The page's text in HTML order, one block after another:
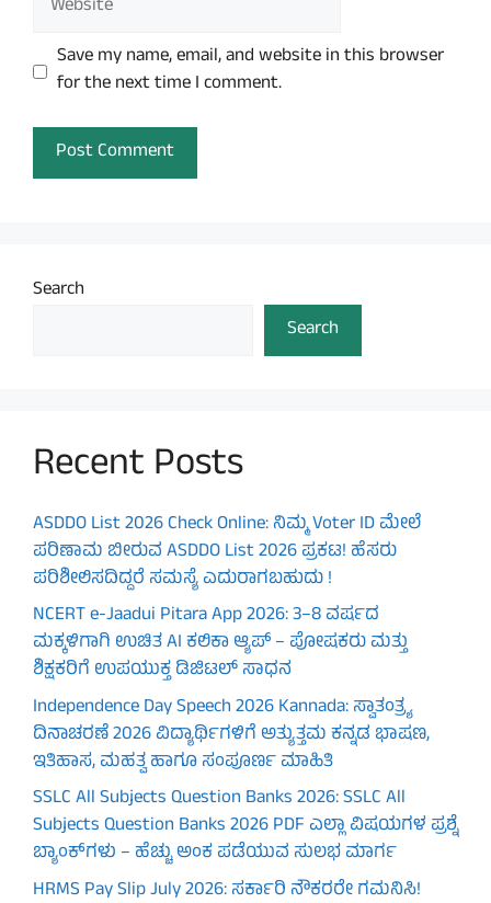
Save my name, email, and website in this browser
for the next time I comment.
Search
Search
Recent Posts
ASDDO List 2026 Check Online: ನಿಮ್ಮ Voter ID ಮೇಲೆ
ಪರಿಣಾಮ ಬೀರುವ ASDDO List 2026 ಪ್ರಕಟ! ಹೆಸರು
ಪರಿಶೀಲಿಸದಿದ್ದರೆ ಸಮಸ್ಯೆ ಎದುರಾಗಬಹುದು !
NCERT e-Jaadui Pitara App 2026: 3–8 ವರ್ಷದ
ಮಕ್ಕಳಿಗಾಗಿ ಉಚಿತ AI ಕಲಿಕಾ ಆ್ಯಪ್ – ಪೋಷಕರು ಮತ್ತು
ಶಿಕ್ಷಕರಿಗೆ ಉಪಯುಕ್ತ ಡಿಜಿಟಲ್ ಸಾಧನ
Independence Day Speech 2026 Kannada: ಸ್ವಾತಂತ್ರ್ಯ
ದಿನಾಚರಣೆ 2026 ವಿದ್ಯಾರ್ಥಿಗಳಿಗೆ ಅತ್ಯುತ್ತಮ ಕನ್ನಡ ಭಾಷಣ,
ಇತಿಹಾಸ, ಮಹತ್ವ ಹಾಗೂ ಸಂಪೂರ್ಣ ಮಾಹಿತಿ
SSLC All Subjects Question Banks 2026: SSLC All
Subjects Question Banks 2026 PDF ಎಲ್ಲಾ ವಿಷಯಗಳ ಪ್ರಶ್ನೆ
ಬ್ಯಾಂಕ್‌ಗಳು – ಹೆಚ್ಚು ಅಂಕ ಪಡೆಯುವ ಸುಲಭ ಮಾರ್ಗ
HRMS Pay Slip July 2026: ಸರ್ಕಾರಿ ನೌಕರರೇ ಗಮನಿಸಿ!